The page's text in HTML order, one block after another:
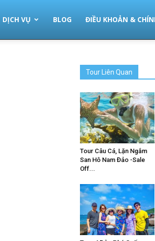
DỊCH VỤ BLOG ĐIỀU KHOẢN &
Tour Liên Quan
Tour Câu Cá, Lặn Ngắm
San Hô Nam Đảo -Sale
Off...